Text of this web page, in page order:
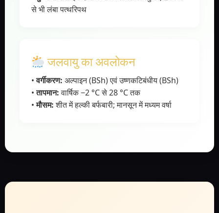
से भी लंबा पत्थरिपथ
जलवायु का अवलोकन
•वर्गीकरण: अल्पाइन (BSh) एवं उष्णकटिबंधीय (BSh)
•तापमान:वार्षिक −2 °C से 28 °C तक
•मौसम:शीत में हल्की बर्फबारी; मानसून में मध्यम वर्षा